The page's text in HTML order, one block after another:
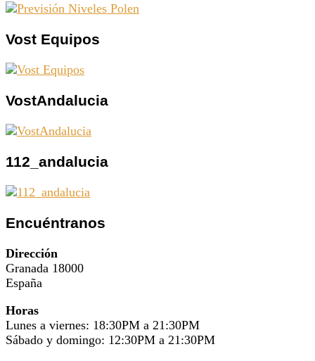
Vost Equipos
VostAndalucia
112_andalucia
Encuéntranos
Dirección
Granada 18000
España
Horas
Lunes a viernes: 18:30PM a 21:30PM
Sábado y domingo: 12:30PM a 21:30PM